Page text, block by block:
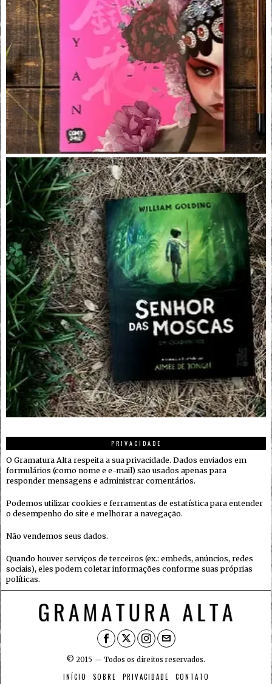
PRIVACIDADE
O Gramatura Alta respeita a sua privacidade. Dados enviados em
formulários (como nome e e-mail) são usados apenas para
responder mensagens e administrar comentários.
Podemos utilizar cookies e ferramentas de estatística para entender
o desempenho do site e melhorar a navegação.
Não vendemos seus dados.
Quando houver serviços de terceiros (ex.: embeds, anúncios, redes
sociais), eles podem coletar informações conforme suas próprias
políticas.
© 2015 — Todos os direitos reservados.
INÍCIO SOBRE PRIVACIDADE CONTATO